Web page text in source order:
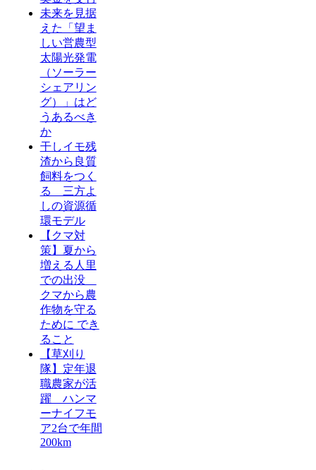
未来を見据
えた「望ま
しい営農型
太陽光発電
（ソーラー
シェアリン
グ）」はど
うあるべき
か
干しイモ残
渣から良質
飼料をつく
る 三方よ
しの資源循
環モデル
【クマ対
策】夏から
増える人里
での出没
クマから農
作物を守る
ために でき
ること
【草刈り
隊】定年退
職農家が活
躍 ハンマ
ーナイフモ
ア2台で年間
200km